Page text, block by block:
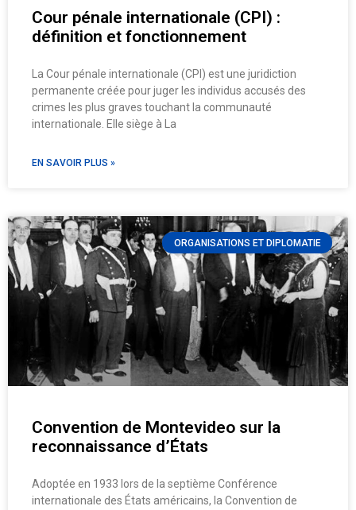
Cour pénale internationale (CPI) :
définition et fonctionnement
La Cour pénale internationale (CPI) est une juridiction
permanente créée pour juger les individus accusés des
crimes les plus graves touchant la communauté
internationale. Elle siège à La
EN SAVOIR PLUS »
ORGANISATIONS ET DIPLOMATIE
Convention de Montevideo sur la
reconnaissance d’États
Adoptée en 1933 lors de la septième Conférence
internationale des États américains, la Convention de